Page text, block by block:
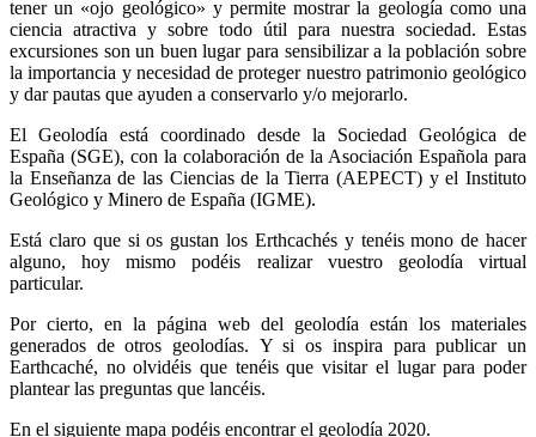
tener un «ojo geológico» y permite mostrar la geología como una
ciencia atractiva y sobre todo útil para nuestra sociedad. Estas
excursiones son un buen lugar para sensibilizar a la población sobre
la importancia y necesidad de proteger nuestro patrimonio geológico
y dar pautas que ayuden a conservarlo y/o mejorarlo.
El Geolodía está coordinado desde la Sociedad Geológica de
España (SGE), con la colaboración de la Asociación Española para
la Enseñanza de las Ciencias de la Tierra (AEPECT) y el Instituto
Geológico y Minero de España (IGME).
Está claro que si os gustan los Erthcachés y tenéis mono de hacer
alguno, hoy mismo podéis realizar vuestro geolodía virtual
particular.
Por cierto, en la página web del geolodía están los materiales
generados de otros geolodías. Y si os inspira para publicar un
Earthcaché, no olvidéis que tenéis que visitar el lugar para poder
plantear las preguntas que lancéis.
En el siguiente mapa podéis encontrar el geolodía 2020.